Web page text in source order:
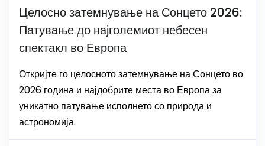
Целосно затемнување на Сонцето 2026:
Патување до најголемиот небесен
спектакл во Европа
Откријте го целосното затемнување на Сонцето во
2026 година и најдобрите места во Европа за
уникатно патување исполнето со природа и
астрономија.